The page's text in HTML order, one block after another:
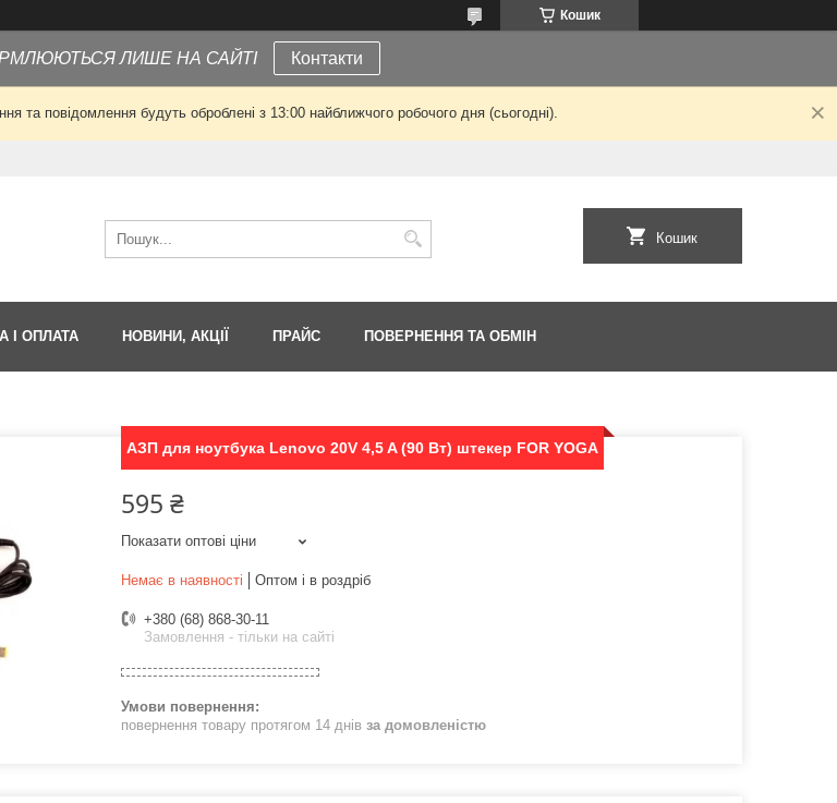
Кошик
ЛИШЕ НА САЙТІ Контакти
та повідомлення будуть оброблені з 13:00 найближчого робочого дня (сьогодні).
Кошик
І ОПЛАТА НОВИНИ, АКЦІЇ ПРАЙС ПОВЕРНЕННЯ ТА ОБМІН
АЗП для ноутбука Lenovo 20V 4,5 A (90 Вт) штекер FOR YOGA
595 ₴
Показати оптові ціни
Немає в наявності Оптом і в роздріб
+380 (68) 868-30-11
Замовлення - тільки на сайті
повернення товару протягом 14 днів за домовленістю